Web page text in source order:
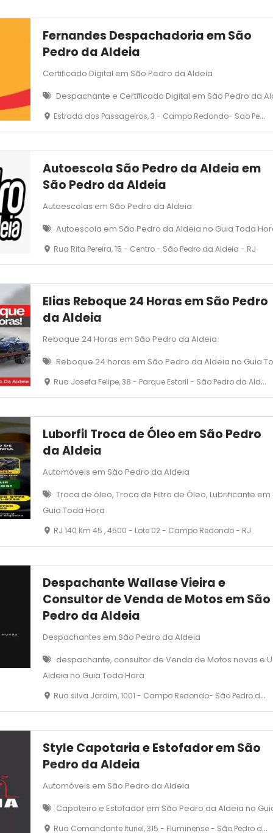
Fernandes Despachadoria em São
Pedro da Aldeia
Certificado Digital em São Pedro da Aldeia
Despachante e Certificado Digital em São Pedro da
Estrada dos Passageiros, 3 - Campo Redondo- Sao Pedro Da Aldeia - RJ
Autoescola São Pedro da Aldeia em
São Pedro da Aldeia
Autoescolas em São Pedro da Aldeia
Autoescola em São Pedro da Aldeia no Guia Toda
Rua Rita Pereira, 15 - Centro - São Pedro da Aldeia - RJ
Elias Reboque 24 Horas em São Pedro
da Aldeia
Reboque 24 Horas em São Pedro da Aldeia
Reboque 24 horas em São Pedro da Aldeia no Guia
Rua Josefa Felipe, 38 - Parque Estoril - São Pedro da Aldeia - RJ
Luborfil Troca de Óleo em São Pedro
da Aldeia
Automóveis em São Pedro da Aldeia
Troca de óleo, Troca de Filtro de Óleo, Lubrificante
Guia Toda Hora
RJ 140 Km 45 , 4500 - Lote 02 - Campo Redondo - RJ
Despachante Wallase Vieira e
Consultor de Venda de Motos em São
Pedro da Aldeia
Despachantes em São Pedro da Aldeia
despachante, consultor de Venda de Motos novas e
Aldeia no Guia Toda Hora
Rua silva Jardim, 1001 - Campo Redondo- São Pedro da Aldeia - RJ
Style Capotaria e Estofador em São
Pedro da Aldeia
Automóveis em São Pedro da Aldeia
Capoteiro e Estofador em São Pedro da Aldeia no
Rua Comandante Ituriel, 315 - Fluminense - São Pedro da Aldeia